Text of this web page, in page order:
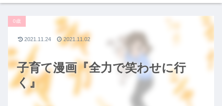
子育て漫画『全力で笑わせに行
く』
0歳
2021.11.24 2021.11.02